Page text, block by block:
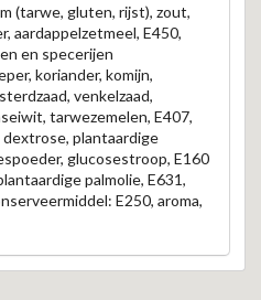
(tarwe, gluten, rijst), zout,
aardappelzetmeel, E450,
en specerijen
koriander, komijn,
venkelzaad,
tarwezemelen, E407,
plantaardige
glucosestroop, E160
palmolie, E631,
E250, aroma,